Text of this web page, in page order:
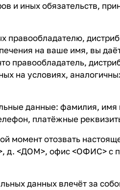
и иных обязательств,
правообладателю,
на ваше имя, вы
правообладатель,
на условиях,
данные: фамилия, имя
платёжные
момент отозвать
д. <ДОМ>, офис <ОФИС> с
данных влечёт за